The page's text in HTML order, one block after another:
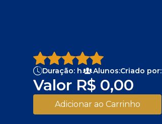
Duração: h Alunos:Criado por:
Valor R$ 0,00
Adicionar ao Carrinho